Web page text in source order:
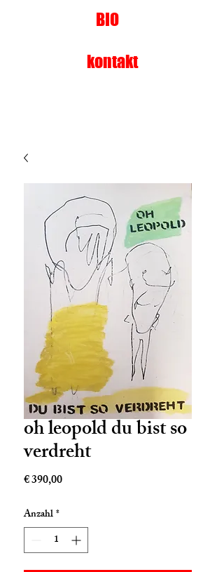
BIO
kontakt
oh leopold du bist so
verdreht
€ 390,00Preis
Anzahl*